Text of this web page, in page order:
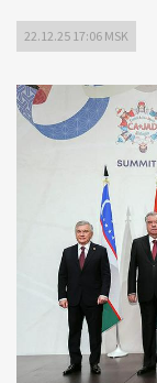
22.12.25 17:06 MSK